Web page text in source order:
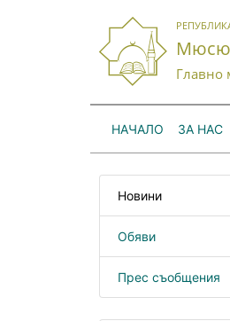
Главно
НАЧАЛО ЗА НАС
Новини
Обяви
Прес съобщения